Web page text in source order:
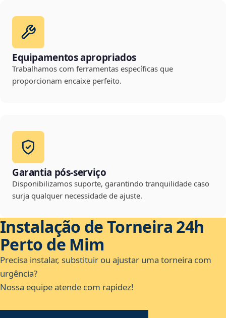
Equipamentos apropriados
Trabalhamos com ferramentas específicas que
proporcionam encaixe perfeito.
Garantia pós-serviço
Disponibilizamos suporte, garantindo tranquilidade caso
surja qualquer necessidade de ajuste.
Instalação de Torneira 24h
Perto de Mim
Precisa instalar, substituir ou ajustar uma torneira com
urgência?
Nossa equipe atende com rapidez!